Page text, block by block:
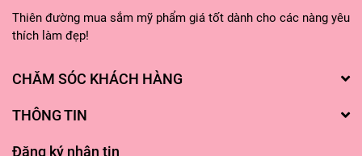
Thiên đường mua sắm mỹ phẩm giá tốt dành cho các nàng yêu
thích làm đẹp!
CHĂM SÓC KHÁCH HÀNG
THÔNG TIN
Đăng ký nhận tin